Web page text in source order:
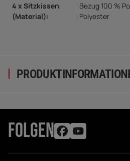
4 x Sitzkissen
(Material):
Bezug 100 %
Polyester
FOLGEN